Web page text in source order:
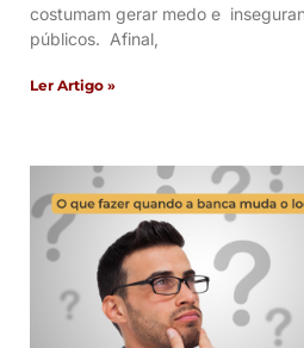
costumam gerar medo e
públicos. Afinal,
Ler Artigo »